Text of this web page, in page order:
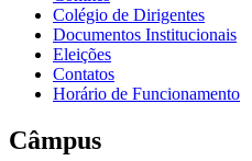
Colégio de Dirigentes
Documentos Institucionais
Eleições
Contatos
Horário de Funcionamento
Câmpus